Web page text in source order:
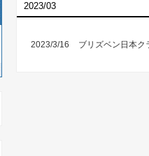
2023/03
2023/3/16 ブリズベン日本